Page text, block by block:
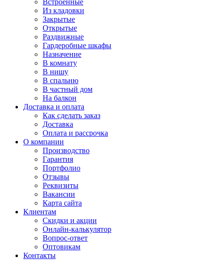
Встроенные
Из кладовки
Закрытые
Открытые
Раздвижные
Гардеробные шкафы
Назначение
В комнату
В нишу
В спальню
В частный дом
На балкон
Доставка и оплата
Как сделать заказ
Доставка
Оплата и рассрочка
О компании
Производство
Гарантия
Портфолио
Отзывы
Реквизиты
Вакансии
Карта сайта
Клиентам
Скидки и акции
Онлайн-калькулятор
Вопрос-ответ
Оптовикам
Контакты